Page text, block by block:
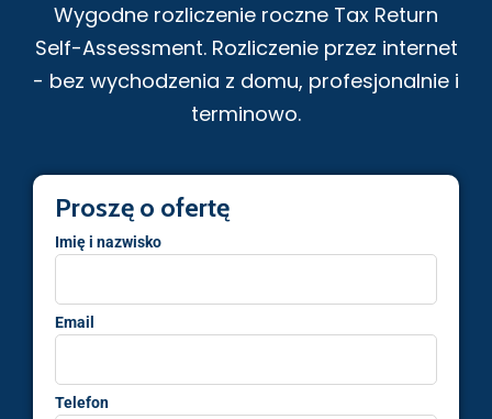
Wygodne rozliczenie roczne Tax Return
Self-Assessment. Rozliczenie przez internet
- bez wychodzenia z domu, profesjonalnie i
terminowo.
Proszę o ofertę
Imię i nazwisko
Email
Telefon